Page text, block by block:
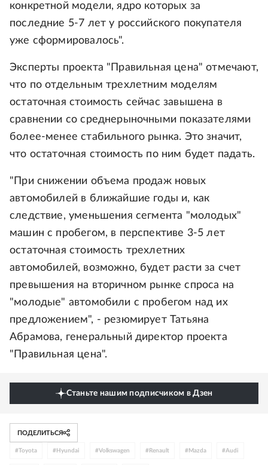
конкретной модели, ядро которых за
последние 5-7 лет у российского покупателя
уже сформировалось".
Эксперты проекта "Правильная цена" отмечают,
что по отдельным трехлетним моделям
остаточная стоимость сейчас завышена в
сравнении со среднерыночными показателями
более-менее стабильного рынка. Это значит,
что остаточная стоимость по ним будет падать.
"При снижении объема продаж новых
автомобилей в ближайшие годы и, как
следствие, уменьшения сегмента "молодых"
машин с пробегом, в перспективе 3-5 лет
остаточная стоимость трехлетних
автомобилей, возможно, будет расти за счет
превышения на вторичном рынке спроса на
"молодые" автомобили с пробегом над их
предложением", - резюмирует Татьяна
Абрамова, генеральный директор проекта
"Правильная цена".
Станьте нашим подписчиком в Дзен
ПОДЕЛИТЬСЯ
#Toyota # Hyundai #Volkswagen # Renault # Mazda #Audi